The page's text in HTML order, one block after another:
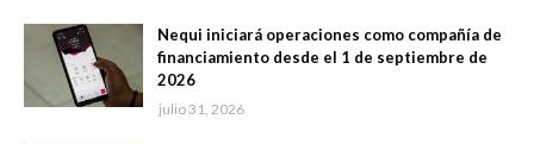
Nequi iniciará operaciones como compañía de
financiamiento desde el 1 de septiembre de
2026
julio 31, 2026